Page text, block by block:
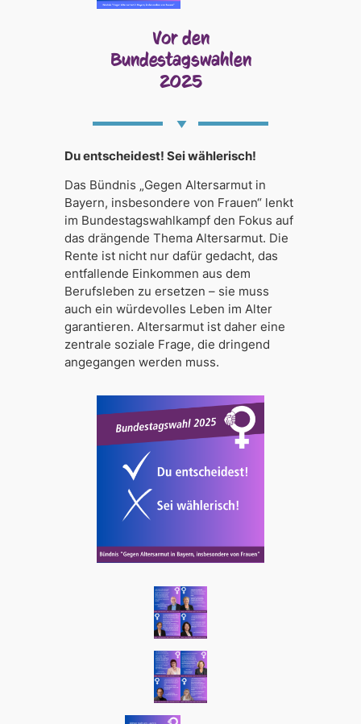
Vor den
Bundestagswahlen
2025
Du entscheidest! Sei wählerisch!
Das Bündnis „Gegen Altersarmut in
Bayern, insbesondere von Frauen“ lenkt
im Bundestagswahlkampf den Fokus auf
das drängende Thema Altersarmut. Die
Rente ist nicht nur dafür gedacht, das
entfallende Einkommen aus dem
Berufsleben zu ersetzen – sie muss
auch ein würdevolles Leben im Alter
garantieren. Altersarmut ist daher eine
zentrale soziale Frage, die dringend
angegangen werden muss.